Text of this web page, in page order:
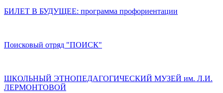
БИЛЕТ В БУДУЩЕЕ: программа профориентации
Поисковый отряд "ПОИСК"
ШКОЛЬНЫЙ ЭТНОПЕДАГОГИЧЕСКИЙ МУЗЕЙ им. Л.И.
ЛЕРМОНТОВОЙ